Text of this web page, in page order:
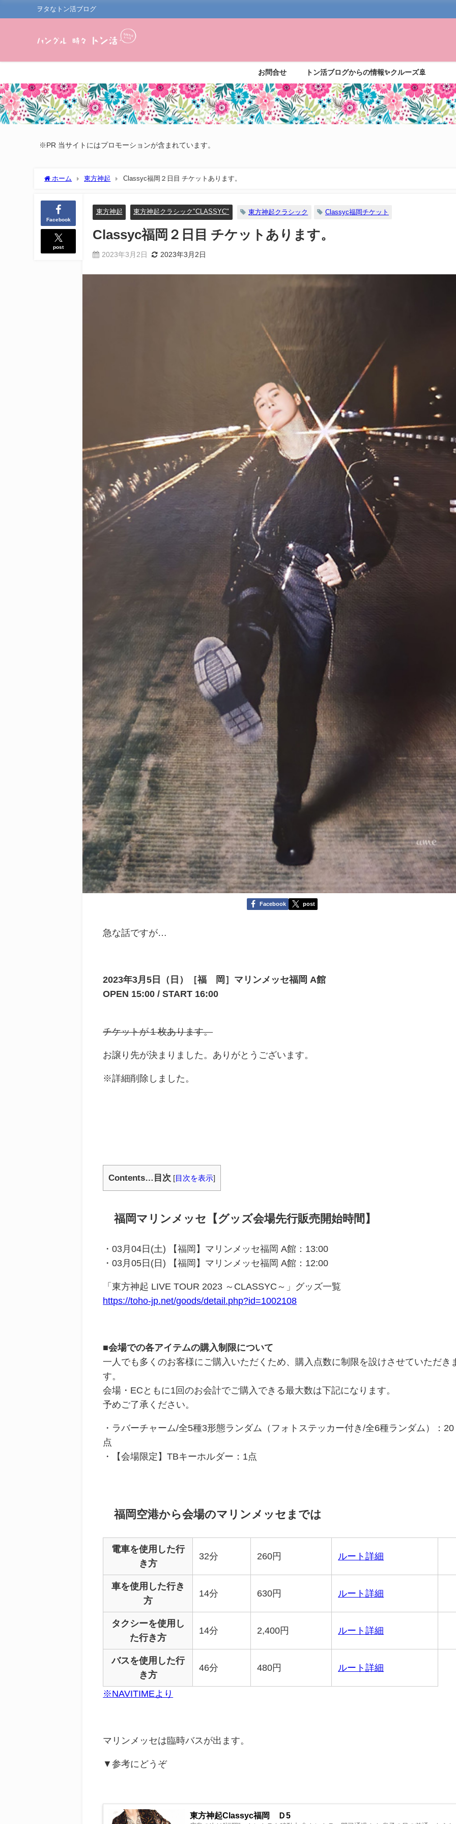
ヲタなトン活ブログ
お問合せ トン活ブログからの情報✨クルーズ🚢
※PR 当サイトにはプロモーションが含まれています。
ホーム 東方神起 Classyc福岡２日目 チケットあります。
Facebook
post
東方神起 東方神起クラシック"CLASSYC" 東方神起クラシック Classyc福岡チケット
Classyc福岡２日目 チケットあります。
2023年3月2日 2023年3月2日
Facebook post
急な話ですが…
2023年3月5日（ 日 ）
［福 岡］マリンメッセ福岡 A館
OPEN 15:00 / START 16:00
チケットが１枚あります。
お譲り先が決まりました。ありがとうございます。
※詳細削除しました。
Contents…目次 [ 目次を表示]
福岡マリンメッセ【グッズ会場先行販売開始時間】
・03月04日(土) 【福岡】マリンメッセ福岡 A館：13:00
・03月05日(日) 【福岡】マリンメッセ福岡 A館：12:00
「東方神起 LIVE TOUR 2023 ～CLASSYC～」グッズ一覧
https://toho-jp.net/goods/detail.php?id=1002108
■会場での各アイテムの購入制限について
一人でも多くのお客様にご購入いただくため、購入点数に制限を設けさせていただき
す。
会場・ECともに1回のお会計でご購入できる最大数は下記になります。
予めご了承ください。
・ラバーチャーム/全5種3形態ランダム（フォトステッカー付き/全6種ランダム）：20
点
・【会場限定】TBキーホルダー：1点
福岡空港から会場のマリンメッセまでは
電車を使用した行
き方
32分 260円 ルート詳細
車を使用した行き
方
14分 630円 ルート詳細
タクシーを使用し
た行き方
14分 2,400円 ルート詳細
バスを使用した行
き方
46分 480円 ルート詳細
※NAVITIMEより
マリンメッセは臨時バスが出ます。
▼参考にどうぞ
東方神起Classyc福岡 Ｄ5